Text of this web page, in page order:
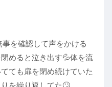
を確認して声をかける
めると泣き出す💦体を流
ても扉を閉め続けていた